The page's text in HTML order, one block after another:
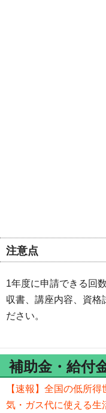
注意点
1年度に申請できる回
収書、講座内容、資格
ださい。
補助金・給付
【速報】全国の低所
気・ガス代に使える生